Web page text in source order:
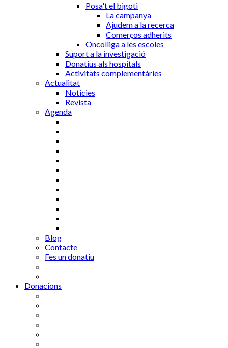
Posa't el bigoti
La campanya
Ajudem a la recerca
Comerços adherits
Oncolliga a les escoles
Suport a la investigació
Donatius als hospitals
Activitats complementàries
Actualitat
Noticies
Revista
Agenda
Blog
Contacte
Fes un donatiu
Donacions